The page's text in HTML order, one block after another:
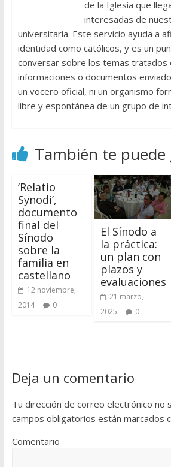
de la Iglesia que
interesadas de
universitaria. Este servicio ayuda a
identidad como católicos, y es un
conversar sobre los temas tratados
informaciones o documentos
un vocero oficial, ni un organismo
libre y espontánea de un grupo de
También te
‘Relatio
Synodi’,
documento
final del
Sínodo
sobre la
familia en
castellano
12 noviembre,
2014
0
El Sínodo a
la práctica:
un plan con
plazos y
evaluaciones
21 marzo,
2025
0
Deja un comentario
Tu dirección de correo electrónico no
campos obligatorios están marcados
Comentario